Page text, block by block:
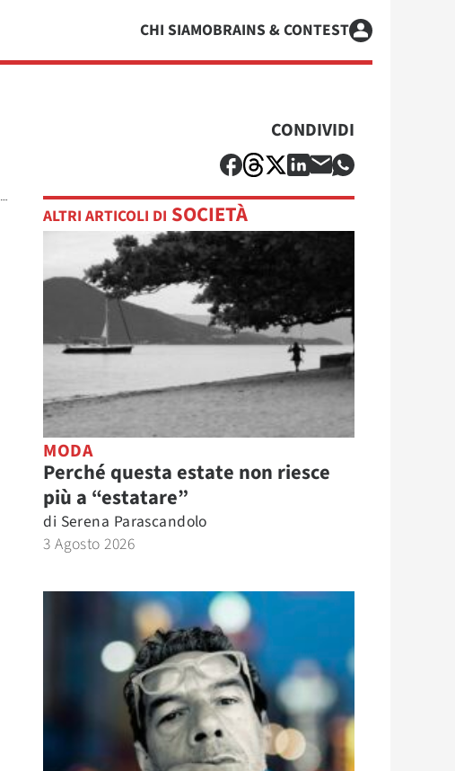
CHI SIAMOBRAINS & CONTEST
CONDIVIDI
ALTRI ARTICOLI DI SOCIETÀ
MODA
Perché questa estate non riesce
più a “estatare”
di Serena Parascandolo
3 Agosto 2026